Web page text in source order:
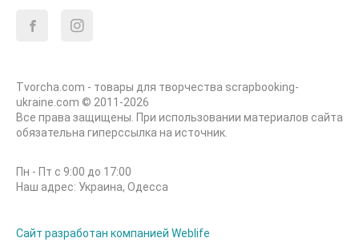
Tvorcha.com - товары для творчества scrapbooking-
ukraine.com © 2011-2026
Все права защищены. При использовании материалов сайта
обязательна гиперссылка на источник.
Пн - Пт с 9:00 до 17:00
Наш адрес: Украина, Одесса
Сайт разработан компанией Weblife